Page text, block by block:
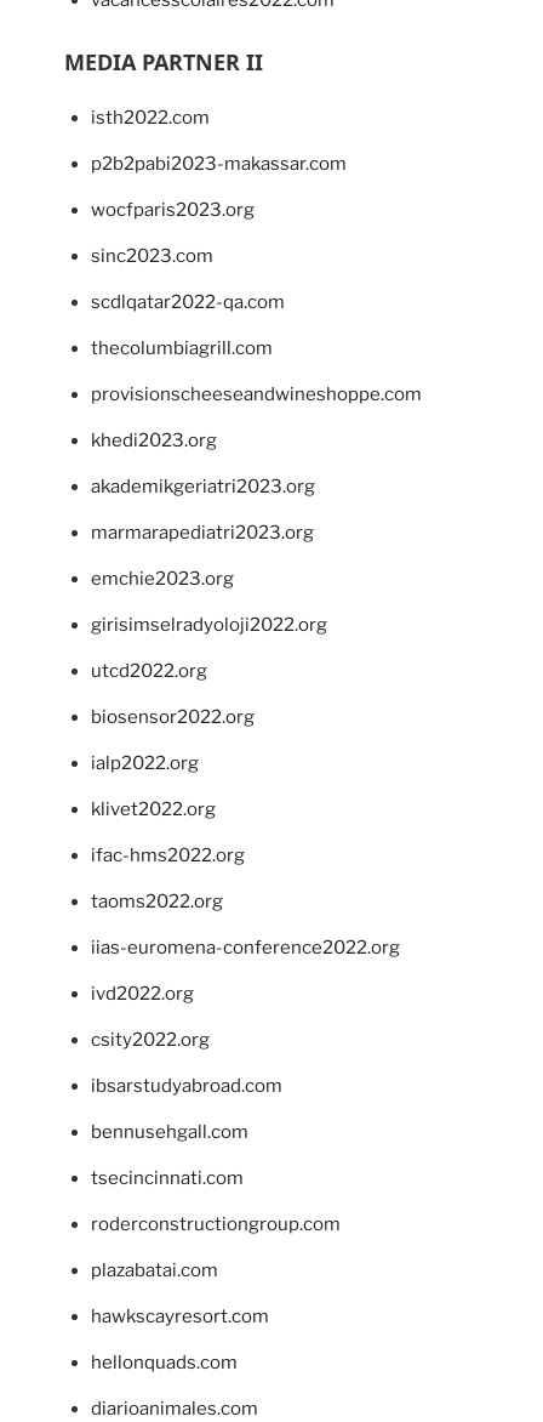
MEDIA PARTNER II
isth2022.com
p2b2pabi2023-makassar.com
wocfparis2023.org
sinc2023.com
scdlqatar2022-qa.com
thecolumbiagrill.com
provisionscheeseandwineshoppe.com
khedi2023.org
akademikgeriatri2023.org
marmarapediatri2023.org
emchie2023.org
girisimselradyoloji2022.org
utcd2022.org
biosensor2022.org
ialp2022.org
klivet2022.org
ifac-hms2022.org
taoms2022.org
iias-euromena-conference2022.org
ivd2022.org
csity2022.org
ibsarstudyabroad.com
bennusehgall.com
tsecincinnati.com
roderconstructiongroup.com
plazabatai.com
hawkscayresort.com
hellonquads.com
diarioanimales.com